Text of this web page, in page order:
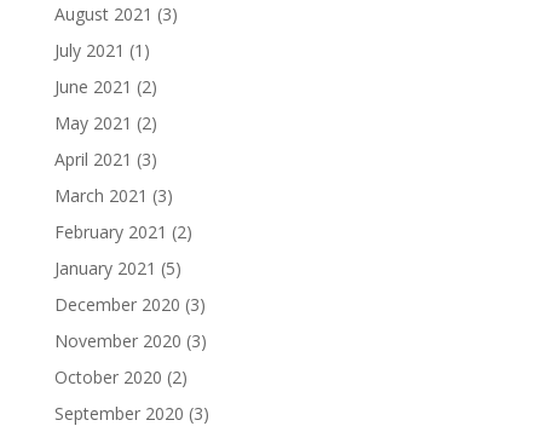
August 2021 (3)
July 2021 (1)
June 2021 (2)
May 2021 (2)
April 2021 (3)
March 2021 (3)
February 2021 (2)
January 2021 (5)
December 2020 (3)
November 2020 (3)
October 2020 (2)
September 2020 (3)